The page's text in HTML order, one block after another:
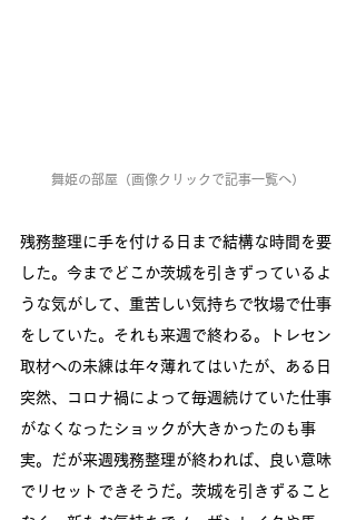
舞姫の部屋（画像クリックで記事一覧へ）
残務整理に手を付ける日まで結構な時間を要
した。今までどこか茨城を引きずっているよ
うな気がして、重苦しい気持ちで牧場で仕事
をしていた。それも来週で終わる。トレセン
取材への未練は年々薄れてはいたが、ある日
突然、コロナ禍によって毎週続けていた仕事
がなくなったショックが大きかったのも事
実。だが来週残務整理が終われば、良い意味
でリセットできそうだ。茨城を引きずること